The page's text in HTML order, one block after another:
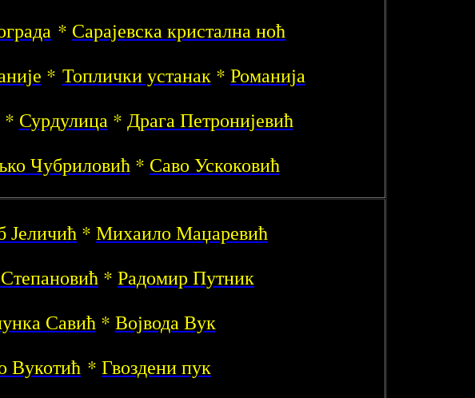
* Сарајевска кристална ноћ
* Топлички устанак* Романија
* Сурдулица* Драга Петронијевић
Чубриловић* Саво Ускоковић
Јеличић * Михаило Маџаревић
* Радомир Путник
Савић* Војвода Вук
Вукотић * Гвоздени пук